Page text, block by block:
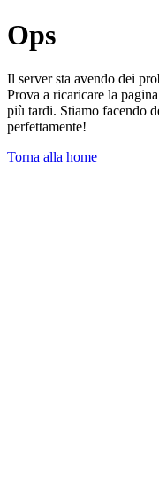
Ops
Il server sta avendo dei
Prova a ricaricare la
più tardi. Stiamo facendo
perfettamente!
Torna alla home